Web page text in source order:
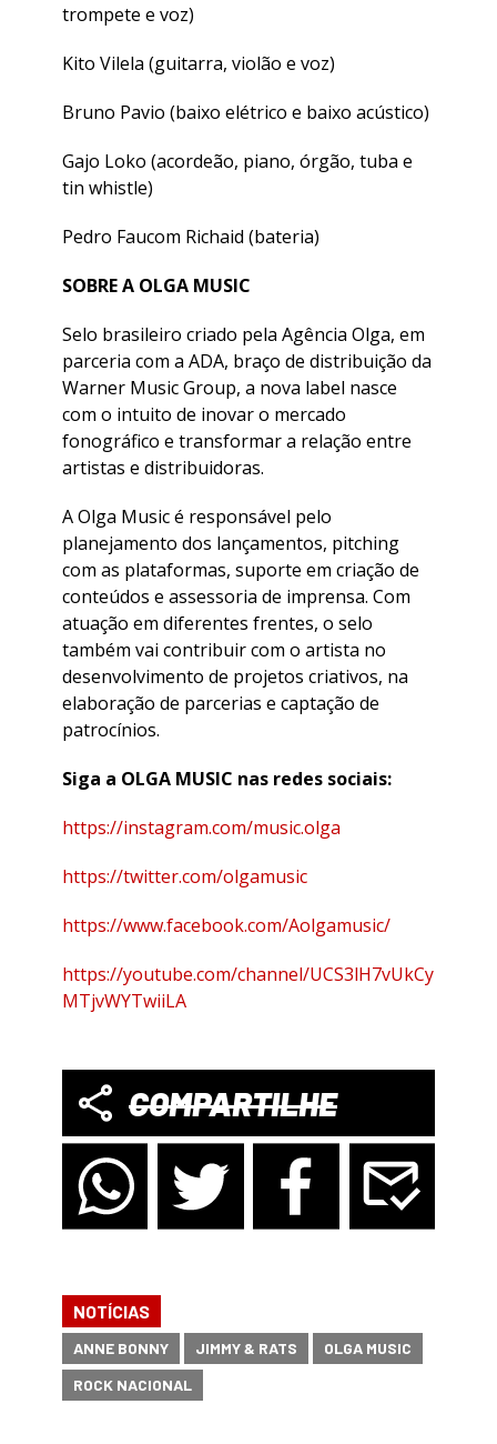
trompete e voz)
Kito Vilela (guitarra, violão e voz)
Bruno Pavio (baixo elétrico e baixo acústico)
Gajo Loko (acordeão, piano, órgão, tuba e
tin whistle)
Pedro Faucom Richaid (bateria)
SOBRE A OLGA MUSIC
Selo brasileiro criado pela Agência Olga, em
parceria com a ADA, braço de distribuição da
Warner Music Group, a nova label nasce
com o intuito de inovar o mercado
fonográfico e transformar a relação entre
artistas e distribuidoras.
A Olga Music é responsável pelo
planejamento dos lançamentos, pitching
com as plataformas, suporte em criação de
conteúdos e assessoria de imprensa. Com
atuação em diferentes frentes, o selo
também vai contribuir com o artista no
desenvolvimento de projetos criativos, na
elaboração de parcerias e captação de
patrocínios.
Siga a OLGA MUSIC nas redes sociais:
https://instagram.com/music.olga
https://twitter.com/olgamusic
https://www.facebook.com/Aolgamusic/
https://youtube.com/channel/UCS3lH7vUkCy
MTjvWYTwiiLA
COMPARTILHE
NOTÍCIAS
ANNE BONNY JIMMY & RATS
OLGA MUSIC
ROCK NACIONAL